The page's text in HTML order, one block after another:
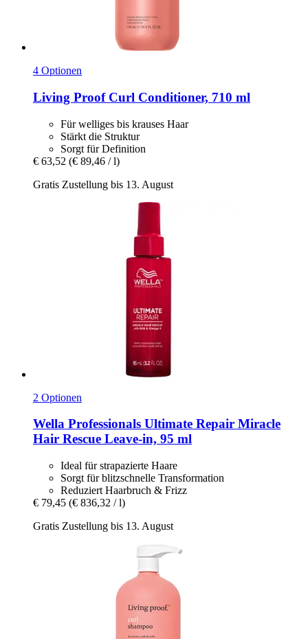
4 Optionen
Living ProofCurl Conditioner, 710 ml
Für welliges bis krauses Haar
Stärkt die Struktur
Sorgt für Definition
€ 63,52 (€ 89,46 / l)
Gratis Zustellung bis 13. August
2 Optionen
Wella Professionals Ultimate Repair Miracle
Hair Rescue Leave-​in, 95 ml
Ideal für strapazierte Haare
Sorgt für blitzschnelle Transformation
Reduziert Haarbruch & Frizz
€ 79,45 (€ 836,32 / l)
Gratis Zustellung bis 13. August